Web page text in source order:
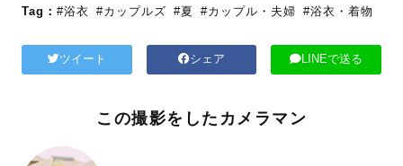
Tag： #浴衣 #カップルズ #夏 #カップル・夫婦 #浴衣・着物
ツイート シェア LINEで送る
この撮影をしたカメラマン